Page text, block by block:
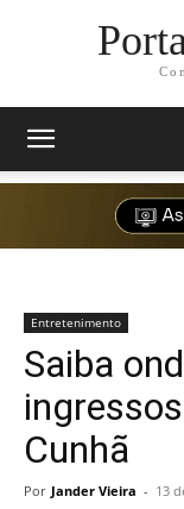
Entretenimento
Saiba
Cunhã
Por Jander Vieira - 13